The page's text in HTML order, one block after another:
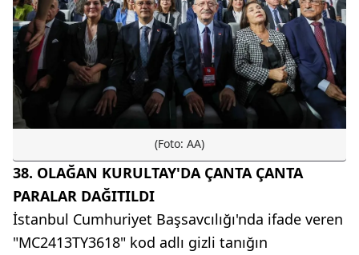
(Foto: AA)
38. OLAĞAN KURULTAY'DA ÇANTA ÇANTA
PARALAR DAĞITILDI
İstanbul Cumhuriyet Başsavcılığı'nda ifade veren
"MC2413TY3618" kod adlı gizli tanığın